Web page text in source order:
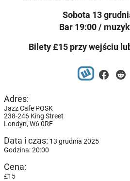
Sobota 13
Bar 19:00 /
Bilety £15 przy wejściu
Adres:
Jazz Cafe POSK
238-246 King Street
Londyn, W6 0RF
Data i czas: 13 grudnia 2025
Godzina: 20:00
Cena:
£15